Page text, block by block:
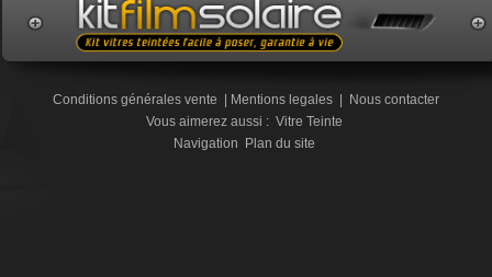
Conditions générales vente | Mentions legales | Nous contacter
Vous aimerez aussi : Vitre Teinte
Navigation Plan du site